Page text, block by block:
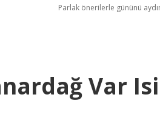
Parlak önerilerle gününü
Var